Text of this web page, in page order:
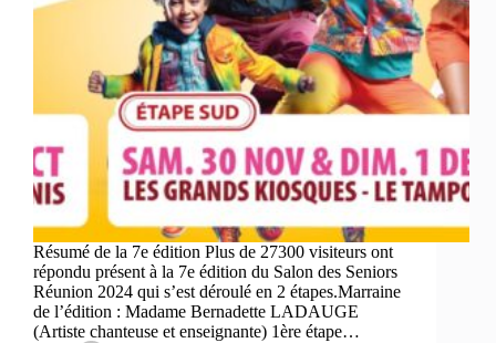
Résumé de la 7e édition Plus de 27300 visiteurs ont
répondu présent à la 7e édition du Salon des Seniors
Réunion 2024 qui s’est déroulé en 2 étapes.Marraine
de l’édition : Madame Bernadette LADAUGE
(Artiste chanteuse et enseignante) 1ère étape…